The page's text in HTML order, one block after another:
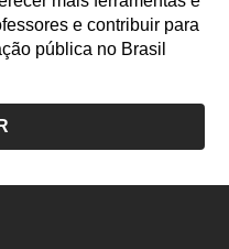
e contribuir para
pública no Brasil